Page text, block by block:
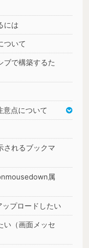
には
ついて
ブで構築するた
点について
されるブックマ
属
プロードしたい
い（画面メッセ